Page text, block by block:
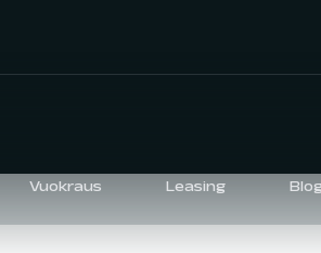
Vuokraus Leasing